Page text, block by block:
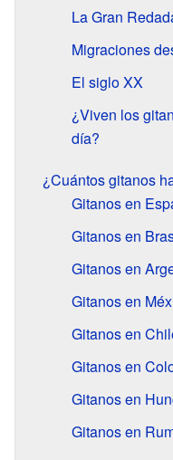
La Gran
Migraciones
El sigloXX
¿Viven los
día?
¿Cuántos gitanos
Gitanos en
Gitanos en
Gitanos en
Gitanos en
Gitanos en
Gitanos en
Gitanos en
Gitanos en